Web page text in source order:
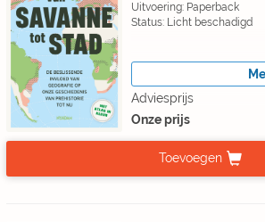
Uitvoering: Paperback
Status: Licht beschadigd
Adviesprijs
Onze prijs
Toevoegen